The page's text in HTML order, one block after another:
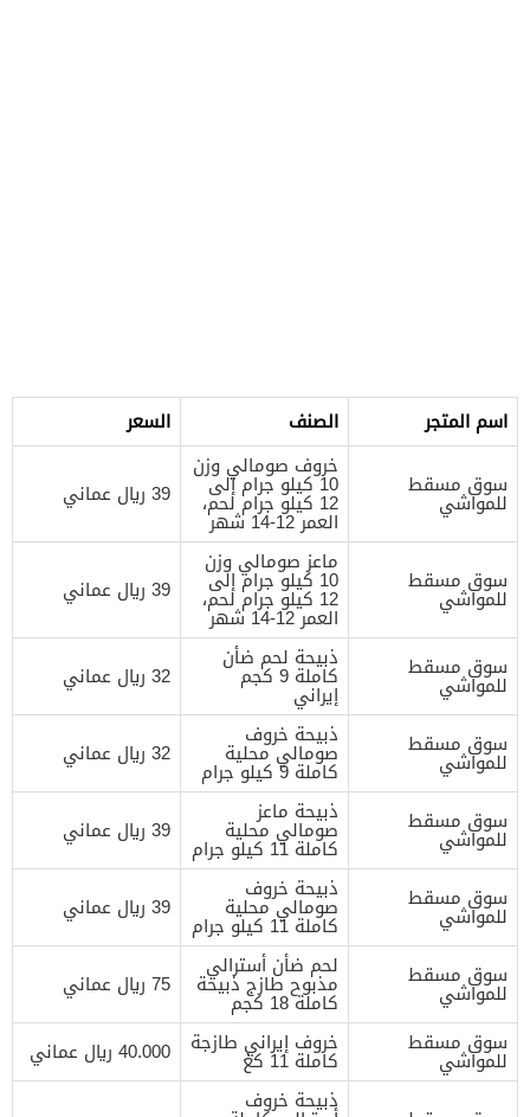
اسم المتجر الصنف
السعر
سوق مسقط
للمواشي
خروف صومالي وزن
10 كيلو جرام إلى
12 كيلو جرام لحم،
العمر 12-14 شهر
39 ريال عماني
سوق مسقط
للمواشي
ماعز صومالي وزن
10 كيلو جرام إلى
12 كيلو جرام لحم،
العمر 12-14 شهر
39 ريال عماني
سوق مسقط
للمواشي
ذبيحة لحم ضأن
كاملة 9 كجم
إيراني
32 ريال عماني
سوق مسقط
للمواشي
ذبيحة خروف
صومالي محلية
كاملة 9 كيلو جرام
32 ريال عماني
سوق مسقط
للمواشي
ذبيحة ماعز
صومالي محلية
كاملة 11 كيلو جرام
39 ريال عماني
سوق مسقط
للمواشي
ذبيحة خروف
صومالي محلية
كاملة 11 كيلو جرام
39 ريال عماني
سوق مسقط
للمواشي
لحم ضأن أسترالي
مذبوح طازج ذبيحة
كاملة 18 كجم
75 ريال عماني
سوق مسقط
للمواشي
خروف إيراني طازجة
كاملة 11 كغ 40.000 ريال عماني
ذبيحة خروف